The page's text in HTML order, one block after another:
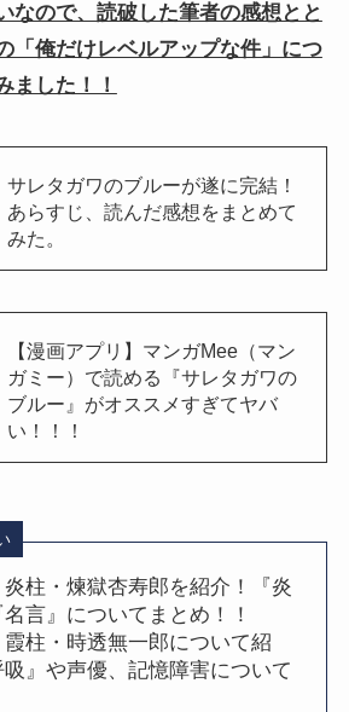
なので、読破した筆者の感想とと
「俺だけレベルアップな件」につ
ました！！
サレタガワのブルーが遂に完結！
あらすじ、読んだ感想をまとめて
みた。
【漫画アプリ】マンガMee（マン
ガミー）で読める『サレタガワの
ブルー』がオススメすぎてヤバ
い！！！
炎柱・煉獄杏寿郎を紹介！『炎
言』についてまとめ！！
霞柱・時透無一郎について紹
』や声優、記憶障害について